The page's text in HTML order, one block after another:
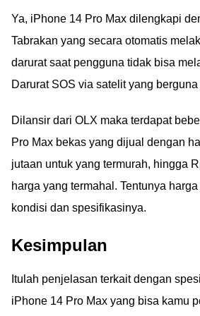
Ya, iPhone 14 Pro Max dilengkapi
Tabrakan yang secara otomatis
darurat saat pengguna tidak bisa
Darurat SOS via satelit yang
Dilansir dari OLX maka terdapat
Pro Max bekas yang dijual dengan
jutaan untuk yang termurah, hingga
harga yang termahal. Tentunya
kondisi dan spesifikasinya.
Kesimpulan
Itulah penjelasan terkait dengan
iPhone 14 Pro Max yang bisa kamu